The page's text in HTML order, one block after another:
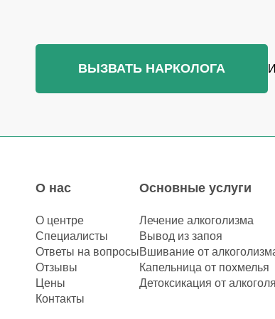
ВЫЗВАТЬ НАРКОЛОГА
О нас
О центре
Специалисты
Ответы на вопросы
Отзывы
Цены
Контакты
Основные услуги
Лечение алкоголизма
Вывод из запоя
Вшивание от
Капельница от похмелья
Детоксикация от алкоголя